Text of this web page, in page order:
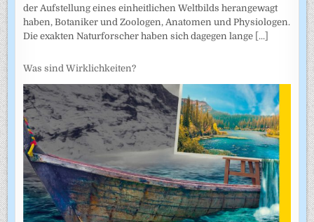
der Aufstellung eines einheitlichen Weltbilds herangewagt
haben, Botaniker und Zoologen, Anatomen und Physiologen.
Die exakten Naturforscher haben sich dagegen lange [...]
Was sind Wirklichkeiten?